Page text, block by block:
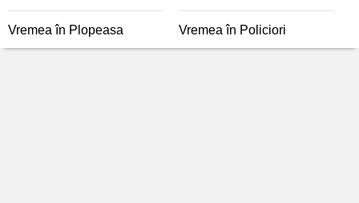
Vremea în Plopeasa Vremea în Policiori